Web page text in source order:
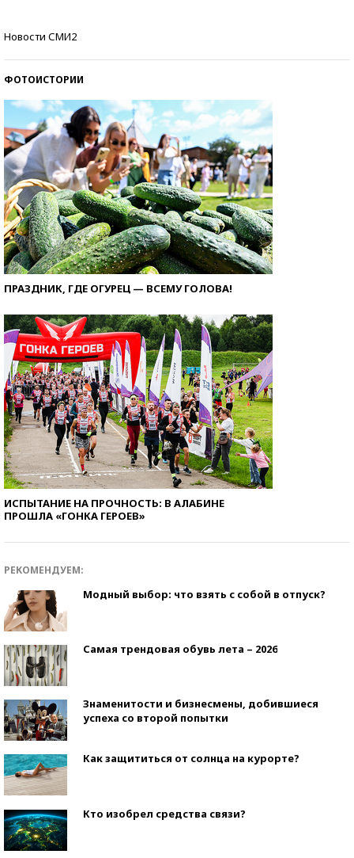
Новости СМИ2
ФОТОИСТОРИИ
ПРАЗДНИК, ГДЕ ОГУРЕЦ — ВСЕМУ ГОЛОВА!
ИСПЫТАНИЕ НА ПРОЧНОСТЬ: В АЛАБИНЕ
ПРОШЛА «ГОНКА ГЕРОЕВ»
РЕКОМЕНДУЕМ:
Модный выбор: что взять с собой в отпуск?
Самая трендовая обувь лета – 2026
Знаменитости и бизнесмены, добившиеся
успеха со второй попытки
Как защититься от солнца на курорте?
Кто изобрел средства связи?